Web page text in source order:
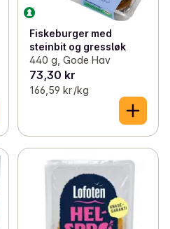
Fiskeburger med
steinbit og gressløk
440 g, Gode Hav
73,30 kr
166,59 kr /kg